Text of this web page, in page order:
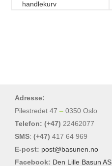
handlekurv
Adresse:
Pilestredet 47 – 0350 Oslo
Telefon: (+47) 22462077
SMS: (+47) 417 64 969
E-post: post@basunen.no
Facebook: Den Lille Basun AS